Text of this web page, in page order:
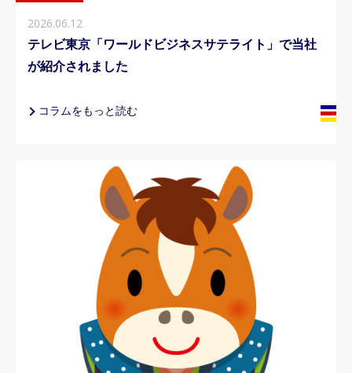
2026.06.12
テレビ東京「ワールドビジネスサテライト」で当社
が紹介されました
コラムをもっと読む